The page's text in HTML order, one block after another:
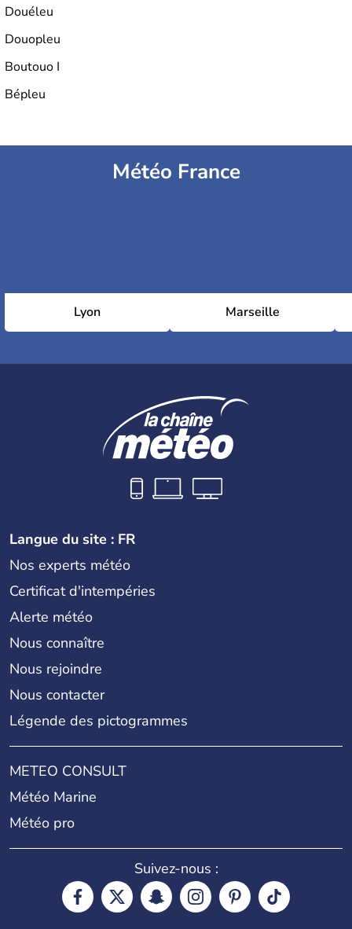
Douéleu
Douopleu
Boutouo I
Bépleu
Météo France
Lyon Marseille
Langue du site : FR
Nos experts météo
Certificat d'intempéries
Alerte météo
Nous connaître
Nous rejoindre
Nous contacter
Légende des pictogrammes
METEO CONSULT
Météo Marine
Météo pro
Suivez-nous :